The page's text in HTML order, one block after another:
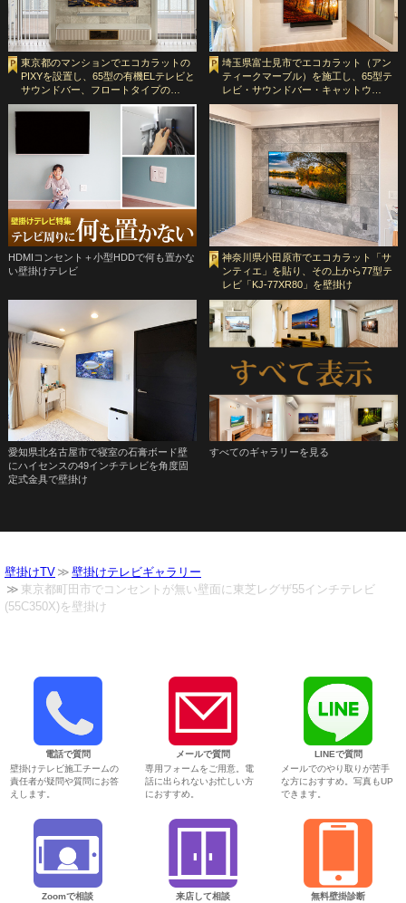
東京都のマンションでエコカラットの
PIXYを設置し、65型の有機ELテレビと
サウンドバー、フロートタイプの…
埼玉県富士見市でエコカラット（アン
ティークマーブル）を施工し、65型テ
レビ・サウンドバー・キャットウ…
HDMIコンセント＋小型HDDで何も置かな
い壁掛けテレビ
神奈川県小田原市でエコカラット「サ
ンティエ」を貼り、その上から77型テ
レビ「KJ-77XR80」を壁掛け
愛知県北名古屋市で寝室の石膏ボード壁
にハイセンスの49インチテレビを角度固
定式金具で壁掛け
すべてのギャラリーを見る
壁掛けTV
壁掛けテレビギャラリー
東京都町田市でコンセントが無い壁面に東芝レグザ55インチテレビ
(55C350X)を壁掛け
電話で質問
壁掛けテレビ施工チームの
責任者が疑問や質問にお答
えします。
メールで質問
専用フォームをご用意。電
話に出られないお忙しい方
におすすめ。
LINEで質問
メールでのやり取りが苦手
な方におすすめ。写真もUP
できます。
Zoomで相談
来店して相談
無料壁掛診断